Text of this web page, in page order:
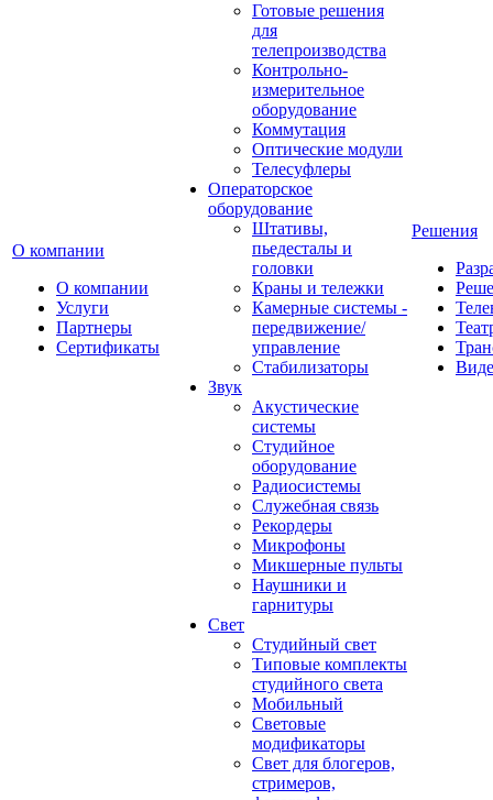
О компании
О компании
Услуги
Партнеры
Сертификаты
Готовые решения
для
телепроизводства
Контрольно-
измерительное
оборудование
Коммутация
Оптические модули
Телесуфлеры
Операторское
оборудование
Штативы,
пьедесталы и
головки
Краны и тележки
Камерные системы -
передвижение/
управление
Стабилизаторы
Звук
Акустические
системы
Студийное
оборудование
Радиосистемы
Служебная связь
Рекордеры
Микрофоны
Микшерные пульты
Наушники и
гарнитуры
Свет
Студийный свет
Типовые комплекты
студийного света
Мобильный
Световые
модификаторы
Свет для блогеров,
стримеров,
Решения